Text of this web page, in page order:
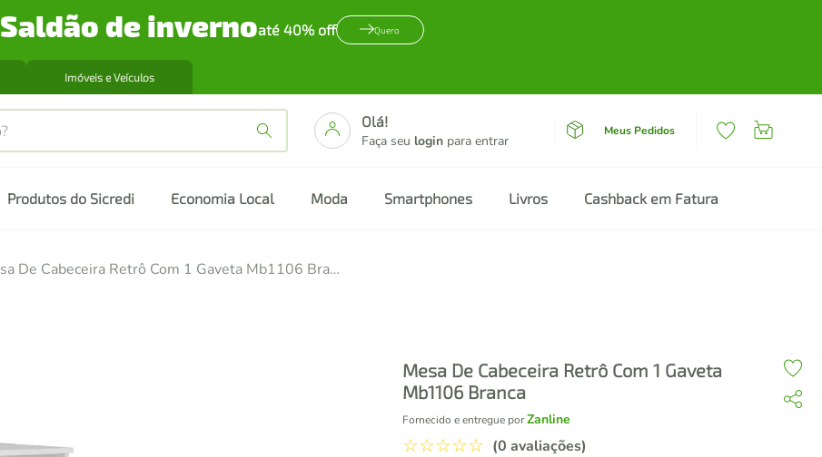
Saldão de invernoaté 40% off Quero
Imóveis e Veículos
Olá!
Faça seu login para entrar
Meus Pedidos
Produtos do Sicredi Economia Local Moda Smartphones Livros Cashback em Fatura
Mesa De Cabeceira Retrô Com 1 Gaveta Mb1106 Branca
Mesa De Cabeceira Retrô Com 1 Gaveta
Mb1106 Branca
Fornecido e entregue porZanline
☆☆☆☆☆ (0 avaliações)